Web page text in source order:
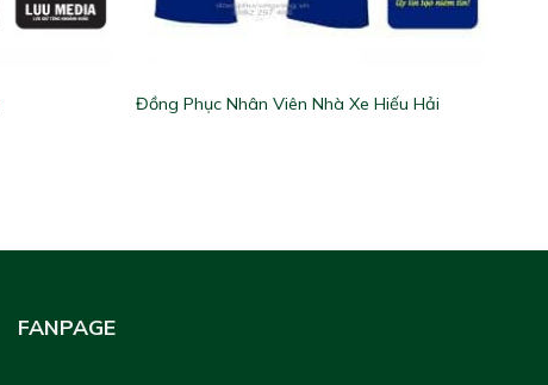
Đồng Phục Nhân Viên Nhà Xe Hiếu Hải
FANPAGE